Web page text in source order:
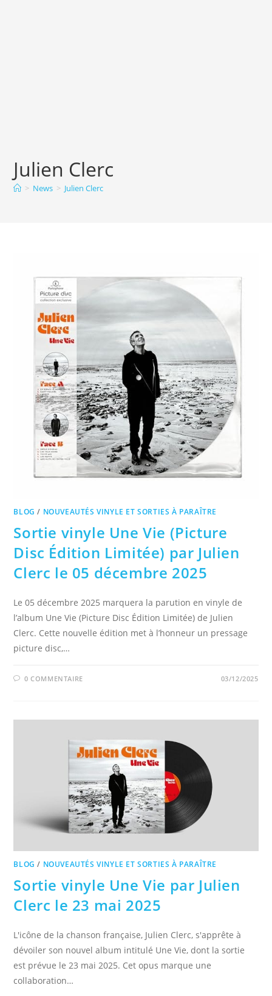
Julien Clerc
> News > Julien Clerc
BLOG / NOUVEAUTÉS VINYLE ET SORTIES À PARAÎTRE
Sortie vinyle Une Vie (Picture
Disc Édition Limitée) par Julien
Clerc le 05 décembre 2025
Le 05 décembre 2025 marquera la parution en vinyle de
l’album Une Vie (Picture Disc Édition Limitée) de Julien
Clerc. Cette nouvelle édition met à l’honneur un pressage
picture disc,…
0 COMMENTAIRE 03/12/2025
BLOG / NOUVEAUTÉS VINYLE ET SORTIES À PARAÎTRE
Sortie vinyle Une Vie par Julien
Clerc le 23 mai 2025
L'icône de la chanson française, Julien Clerc, s'apprête à
dévoiler son nouvel album intitulé Une Vie, dont la sortie
est prévue le 23 mai 2025. Cet opus marque une
collaboration…